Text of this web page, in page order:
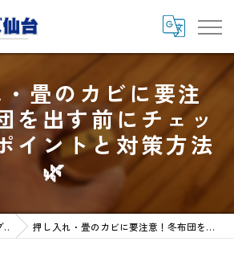
畳のカビに要注
を出す前にチェッ
イントと対策方法
🌿
押し入れ・畳のカビに要注意！冬布団を出す前にチェックしたいポイントと対策方法🌿